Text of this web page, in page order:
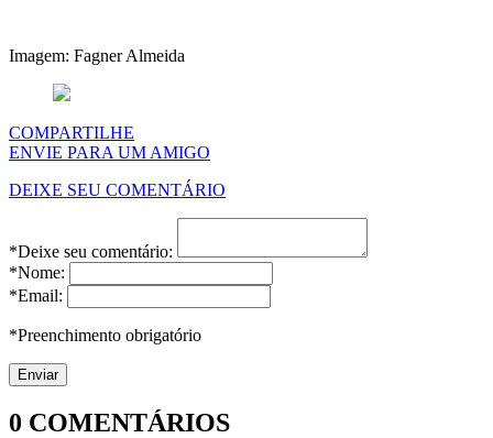
Imagem: Fagner Almeida
COMPARTILHE
ENVIE PARA UM AMIGO
DEIXE SEU COMENTÁRIO
*Deixe seu comentário:
*Nome:
*Email:
*Preenchimento obrigatório
0 COMENTÁRIOS